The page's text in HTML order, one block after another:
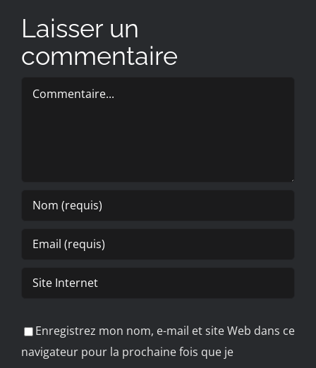
Laisser un
commentaire
Commentaire
Enregistrez mon nom, e-mail et site Web dans ce
navigateur pour la prochaine fois que je